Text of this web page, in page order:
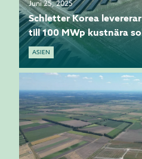
Juni 25, 2025
Schletter Korea
till 100 MWp kustnära
ASIEN